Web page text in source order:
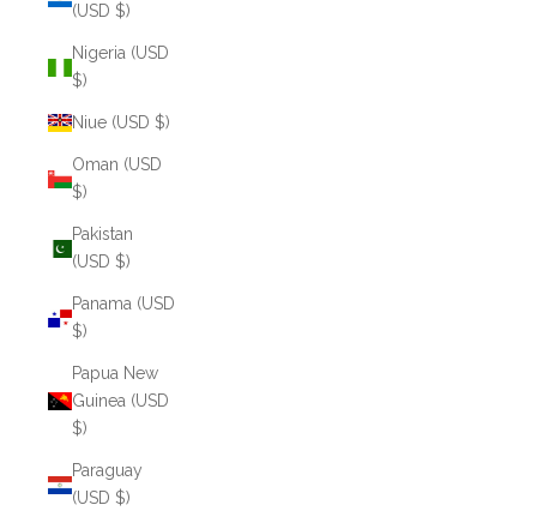
(USD $)
Nigeria (USD
$)
Niue (USD $)
Oman (USD
$)
Pakistan
(USD $)
Panama (USD
$)
Papua New
Guinea (USD
$)
Paraguay
(USD $)